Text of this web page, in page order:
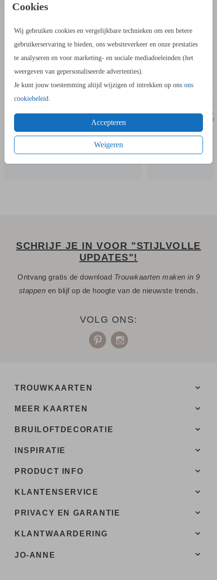
Cookies
Wij gebruiken cookies en vergelijkbare technieken om een betere
gebruikerservaring te bieden, ons websiteverkeer en onze prestaties
te analyseren en voor marketing- en sociale mediadoeleinden (het
weergeven van gepersonaliseerde advertenties).
Je kunt jouw toestemming altijd wijzigen of intrekken op ons ons
cookiebeleid
Accepteren
Weigeren
BESTELLEN
SCHRIJF JE IN VOOR "STIJLVOLLE
UPDATES"!
Ontvang gratis de download Trouwkaarten maken in 9
stappen en blijf op de hoogte van de nieuwste trends.
VOLG ONS:
TROUWKAARTEN
MEER KAARTEN
BRUILOFTDECORATIE
INSPIRATIE
PRODUCT INFO
KLANTENSERVICE
PRIVACY EN GARANTIE
KLANTWAARDERING
JO-ANNE